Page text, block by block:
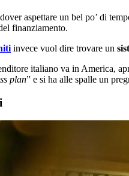
aspettare un bel po’ di
finanziamento.
invece vuol dire trovare un
italiano va in America,
plan” e si ha alle spalle un